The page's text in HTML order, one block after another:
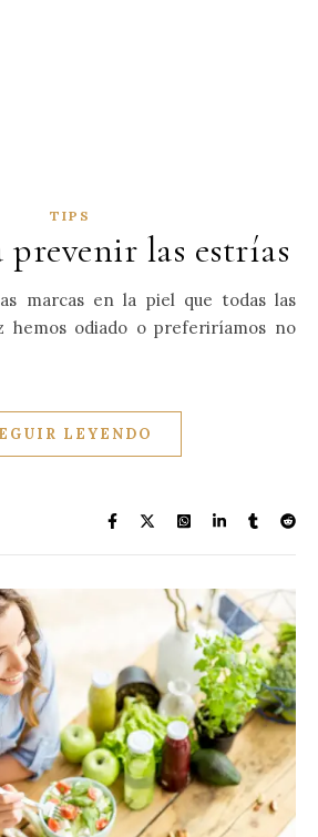
TIPS
prevenir las estrías
hemos odiado o preferiríamos no
LEYENDO